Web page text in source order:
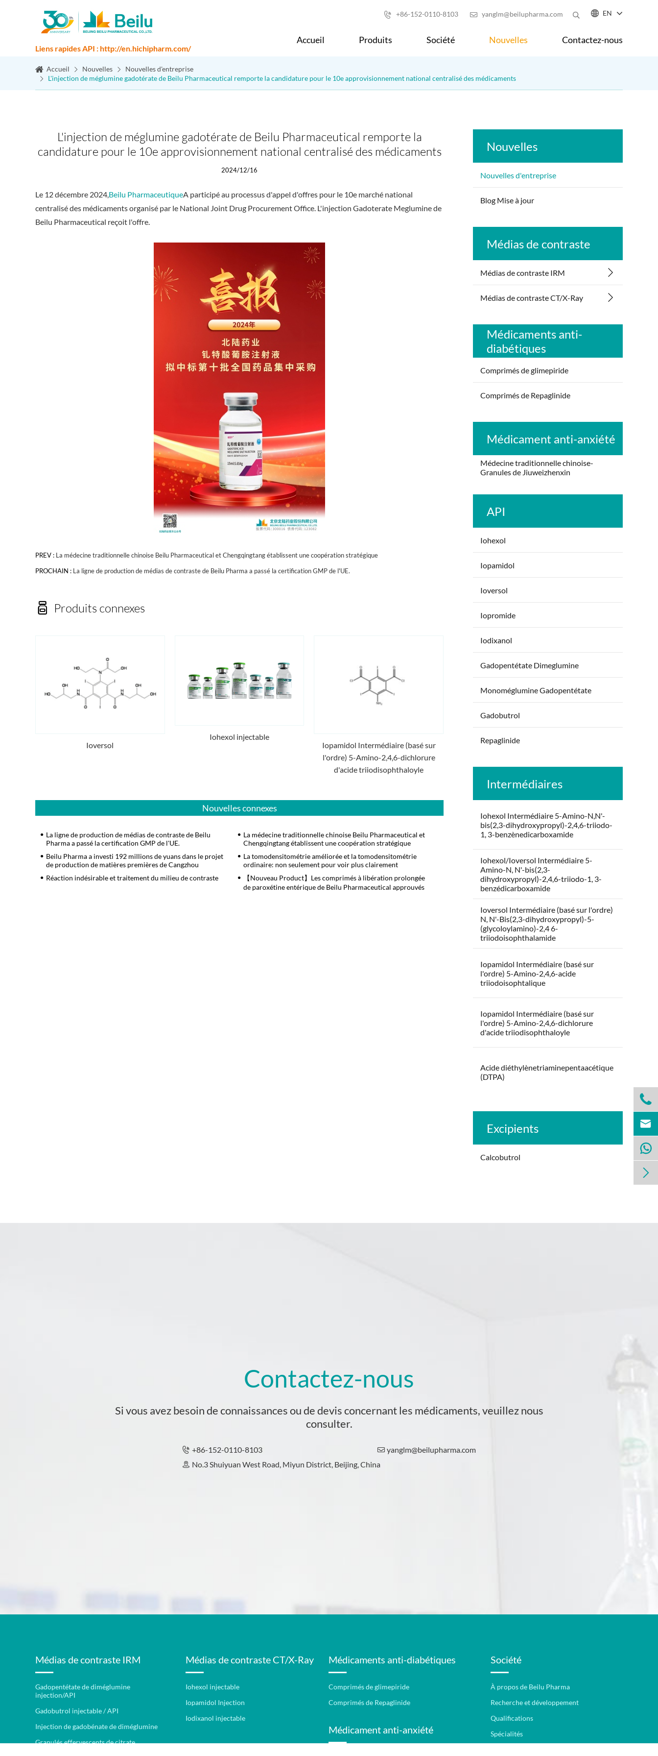
Liens rapides API : http://en.hichipharm.com/
 +86-152-0110-8103  yanglm@beilupharma.com  EN
Accueil Produits Société Nouvelles Contactez-nous
Accueil Nouvelles
Nouvelles d'entreprise
L'injection de méglumine gadotérate de Beilu Pharmaceutical remporte la candidature pour le 10e approvisionnement national centralisé des médicaments
L'injection de méglumine gadotérate de Beilu Pharmaceutical remporte la
candidature pour le 10e approvisionnement national centralisé des médicaments
2024/12/16
Le 12 décembre 2024,Beilu PharmaceutiqueA participé au processus d'appel d'offres pour le 10e marché national
centralisé des médicaments organisé par le National Joint Drug Procurement Office. L'injection Gadoterate Meglumine de
Beilu Pharmaceutical reçoit l'offre.
PREV : La médecine traditionnelle chinoise Beilu Pharmaceutical et Chengqingtang établissent une coopération stratégique
PROCHAIN : La ligne de production de médias de contraste de Beilu Pharma a passé la certification GMP de l'UE.
 Produits connexes
Ioversol
Iohexol injectable
Iopamidol Intermédiaire (basé sur
l'ordre) 5-Amino-2,4,6-dichlorure
d'acide triiodisophthaloyle
Nouvelles connexes
La ligne de production de médias de contraste de Beilu
Pharma a passé la certification GMP de l'UE.
La médecine traditionnelle chinoise Beilu Pharmaceutical et
Chengqingtang établissent une coopération stratégique
Beilu Pharma a investi 192 millions de yuans dans le projet
de production de matières premières de Cangzhou
La tomodensitométrie améliorée et la tomodensitométrie
ordinaire: non seulement pour voir plus clairement
Réaction indésirable et traitement du milieu de contraste
【Nouveau Product】Les comprimés à libération prolongée
de paroxétine entérique de Beilu Pharmaceutical approuvés
Nouvelles
Nouvelles d'entreprise
Blog Mise à jour
Médias de contraste
Médias de contraste IRM
Médias de contraste CT/X-Ray
Médicaments anti-
diabétiques
Comprimés de glimepiride
Comprimés de Repaglinide
Médicament anti-anxiété
Médecine traditionnelle chinoise-
Granules de Jiuweizhenxin
API
Iohexol
Iopamidol
Ioversol
Iopromide
Iodixanol
Gadopentétate Dimeglumine
Monoméglumine Gadopentétate
Gadobutrol
Repaglinide
Intermédiaires
Iohexol Intermédiaire 5-Amino-N,N'-
bis(2,3-dihydroxypropyl)-2,4,6-triiodo-
1, 3-benzènedicarboxamide
Iohexol/Ioversol Intermédiaire 5-
Amino-N, N'-bis(2,3-
dihydroxypropyl)-2,4,6-triiodo-1, 3-
benzédicarboxamide
Ioversol Intermédiaire (basé sur l'ordre)
N, N'-Bis(2,3-dihydroxypropyl)-5-
(glycoloylamino)-2,4 6-
triiodoisophthalamide
Iopamidol Intermédiaire (basé sur
l'ordre) 5-Amino-2,4,6-acide
triiodoisophtalique
Iopamidol Intermédiaire (basé sur
l'ordre) 5-Amino-2,4,6-dichlorure
d'acide triiodisophthaloyle
Acide diéthylènetriaminepentaacétique
(DTPA)
Excipients
Calcobutrol
Contactez-nous
Si vous avez besoin de connaissances ou de devis concernant les médicaments, veuillez nous
consulter.
 +86-152-0110-8103  yanglm@beilupharma.com
 No.3 Shuiyuan West Road, Miyun District, Beijing, China
Médias de contraste IRM
Gadopentétate de diméglumine
injection/API
Gadobutrol injectable / API
Injection de gadobénate de diméglumine
Granulés effervescents de citrate
Médias de contraste CT/X-Ray
Iohexol injectable
Iopamidol Injection
Iodixanol injectable
Médicaments anti-diabétiques
Comprimés de glimepiride
Comprimés de Repaglinide
Médicament anti-anxiété
Société
À propos de Beilu Pharma
Recherche et développement
Qualifications
Spécialités



